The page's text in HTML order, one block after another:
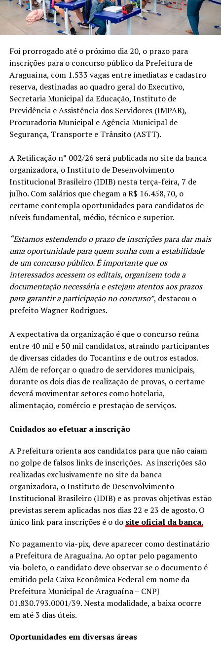
Foi prorrogado até o próximo dia 20, o prazo para
inscrições para o concurso público da Prefeitura de
Araguaína, com 1.533 vagas entre imediatas e cadastro
reserva, destinadas ao quadro geral do Executivo,
Secretaria Municipal da Educação, Instituto de
Previdência e Assistência dos Servidores (IMPAR),
Procuradoria Municipal e Agência Municipal de
Segurança, Transporte e Trânsito (ASTT).
A Retificação n° 002/26 será publicada no site da banca
organizadora, o Instituto de Desenvolvimento
Institucional Brasileiro (IDIB) nesta terça-feira, 7 de
julho. Com salários que chegam a R$ 16.458,70, o
certame contempla oportunidades para candidatos de
níveis fundamental, médio, técnico e superior.
“Estamos estendendo o prazo de inscrições para dar mais
uma oportunidade para quem sonha com a estabilidade
de um concurso público. É importante que os
interessados acessem os editais, organizem toda a
documentação necessária e estejam atentos aos prazos
para garantir a participação no concurso”, destacou o
prefeito Wagner Rodrigues.
A expectativa da organização é que o concurso reúna
entre 40 mil e 50 mil candidatos, atraindo participantes
de diversas cidades do Tocantins e de outros estados.
Além de reforçar o quadro de servidores municipais,
durante os dois dias de realização de provas, o certame
deverá movimentar setores como hotelaria,
alimentação, comércio e prestação de serviços.
Cuidados ao efetuar a inscrição
A Prefeitura orienta aos candidatos para que não caiam
no golpe de falsos links de inscrições. As inscrições são
realizadas exclusivamente no site da banca
organizadora, o Instituto de Desenvolvimento
Institucional Brasileiro (IDIB) e as provas objetivas estão
previstas serem aplicadas nos dias 22 e 23 de agosto. O
único link para inscrições é o do site oficial da banca.
No pagamento via-pix, deve aparecer como destinatário
a Prefeitura de Araguaína. Ao optar pelo pagamento
via-boleto, o candidato deve observar se o documento é
emitido pela Caixa Econômica Federal em nome da
Prefeitura Municipal de Araguaína – CNPJ
01.830.793.0001/39. Nesta modalidade, a baixa ocorre
em até 3 dias úteis.
Oportunidades em diversas áreas